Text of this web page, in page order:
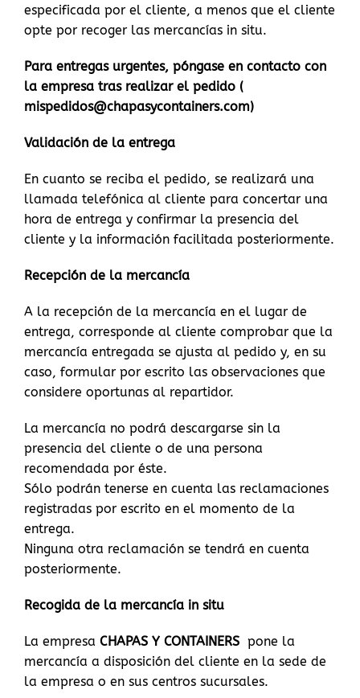
especificada por el cliente, a menos que el cliente
opte por recoger las mercancías in situ.
Para entregas urgentes, póngase en contacto con
la empresa tras realizar el pedido (
mispedidos@chapasycontainers.com)
Validación de la entrega
En cuanto se reciba el pedido, se realizará una
llamada telefónica al cliente para concertar una
hora de entrega y confirmar la presencia del
cliente y la información facilitada posteriormente.
Recepción de la mercancía
A la recepción de la mercancía en el lugar de
entrega, corresponde al cliente comprobar que la
mercancía entregada se ajusta al pedido y, en su
caso, formular por escrito las observaciones que
considere oportunas al repartidor.
La mercancía no podrá descargarse sin la
presencia del cliente o de una persona
recomendada por éste.
Sólo podrán tenerse en cuenta las reclamaciones
registradas por escrito en el momento de la
entrega.
Ninguna otra reclamación se tendrá en cuenta
posteriormente.
Recogida de la mercancía in situ
La empresa CHAPAS Y CONTAINERS pone la
mercancía a disposición del cliente en la sede de
la empresa o en sus centros sucursales.